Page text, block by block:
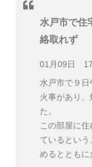
水戸市で住
絡取れず
01月09日
水戸市で９日
火事があり
た。
この部屋に
ているとい
めるとともに